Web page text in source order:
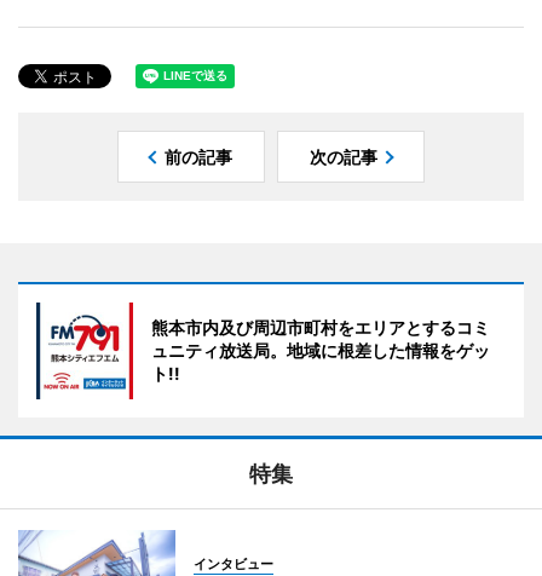
前の記事 次の記事
熊本市内及び周辺市町村をエリアとするコミ
ュニティ放送局。地域に根差した情報をゲッ
ト!!
特集
インタビュー